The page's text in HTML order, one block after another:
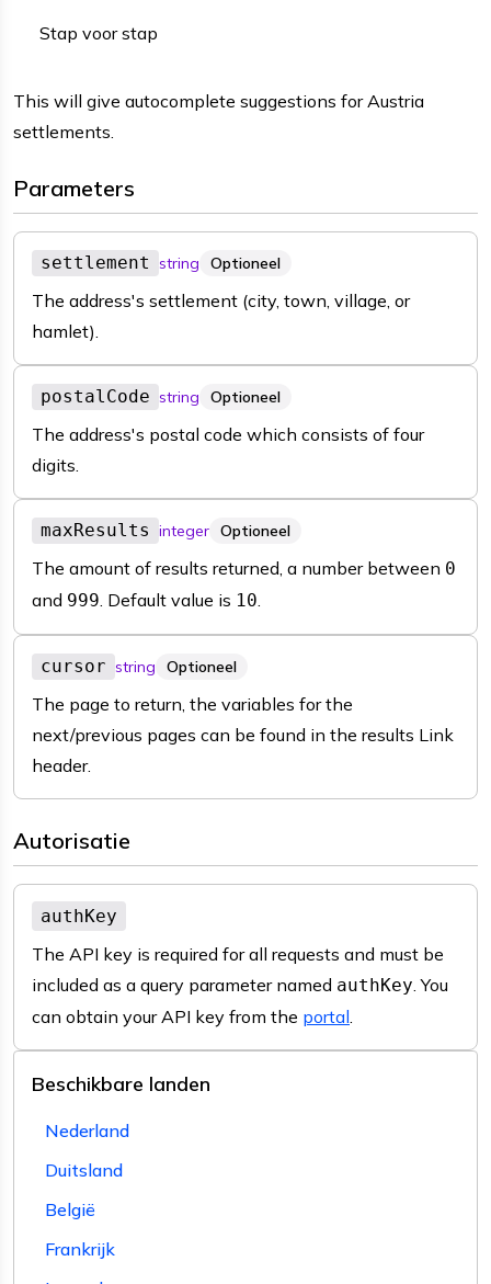
Stap voor stap
This will give autocomplete suggestions for Austria
settlements.
Parameters
settlement string Optioneel
The address's settlement (city, town, village, or
hamlet).
postalCode string Optioneel
The address's postal code which consists of four
digits.
maxResults integer Optioneel
The amount of results returned, a number between 0
and 999 . Default value is 10
cursor string Optioneel
The page to return, the variables for the
next/previous pages can be found in the results Link
header.
Autorisatie
authKey
The API key is required for all requests and must be
included as a query parameter named authKey . You
can obtain your API key from the portal
Beschikbare landen
Nederland
Duitsland
België
Frankrijk